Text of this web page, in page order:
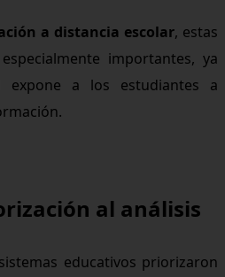
a distancia escolar, estas
importantes, ya
a los estudiantes a
al análisis
educativos priorizaron